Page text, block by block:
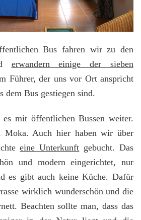
Bus fahren wir zu den
erwandern einige der sieben
Führer, der uns vor Ort anspricht
dem Bus gestiegen sind.
mit öffentlichen Bussen weiter.
Moka. Auch hier haben wir über
eine Unterkunft gebucht. Das
und modern eingerichtet, nur
es gibt auch keine Küche. Dafür
wirklich wunderschön und die
Beachten sollte man, dass das